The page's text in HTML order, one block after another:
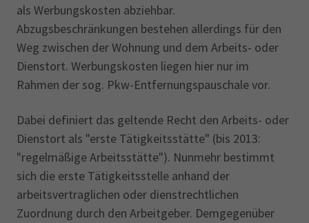
als Werbungskosten abziehbar.
Abzugsbeschränkungen bestehen allerdings für den
Weg zwischen der Wohnung und dem Arbeits- oder
Dienstort. Werbungskosten liegen hier nur im
Rahmen der sog. Pkw-Entfernungspauschale vor.
Dabei definiert das geltende Recht den Arbeits- oder
Dienstort als "erste Tätigkeitsstätte" (bis 2013:
"regelmäßige Arbeitsstätte"). Nunmehr bestimmt
sich die erste Tätigkeitsstelle anhand der
arbeitsvertraglichen oder ‎dienstrechtlichen
Zuordnung durch den Arbeitgeber. Demgegenüber